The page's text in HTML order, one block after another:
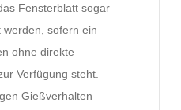
Fensterblatt sogar
sofern ein
ohne direkte
Verfügung steht.
Gießverhalten